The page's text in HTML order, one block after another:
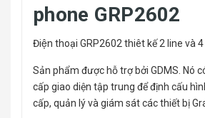
phone GRP2602
Điện thoại GRP2602 thiêt kế 2 line và 4
Sản phẩm được hỗ trợ bởi GDMS. Nó
cấp giao diện tập trung để định cấu
cấp, quản lý và giám sát các thiết bị